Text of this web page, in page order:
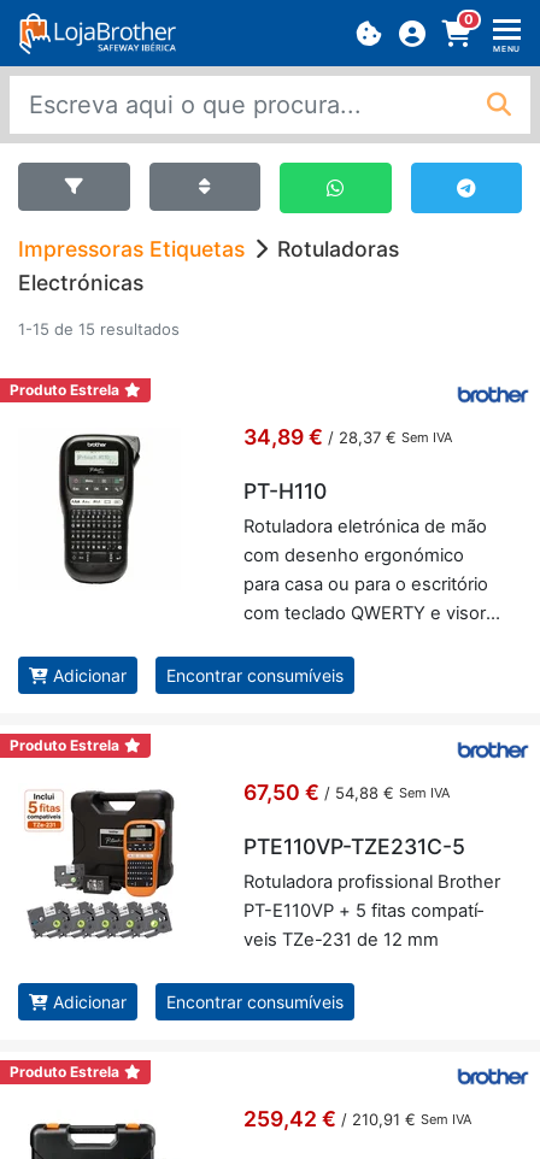
0
MENU
Impressoras Etiquetas
Rotuladoras
Electrónicas
1-15 de 15 resultados
34,89 € / 28,37 € Sem IVA
PT-H110
Ro­tu­la­dora ele­tró­nica de mão
com de­senho er­go­nó­mico
para casa ou para o es­cri­tório
com te­clado QWERTY e visor
H110
Adicionar Encontrar consumíveis
Produto Estrela
67,50 € / 54,88 € Sem IVA
PTE110VP-TZE231C-5
Ro­tu­la­dora pro­fis­si­onal Brother
PT-E110VP + 5 fitas com­pa­tí­
veis TZe-231 de 12 mm
Adicionar Encontrar consumíveis
Produto Estrela
259,42 € / 210,91 € Sem IVA
Produto Estrela